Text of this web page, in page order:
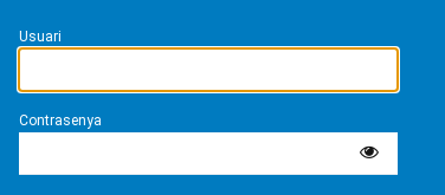
Usuari
Contrasenya